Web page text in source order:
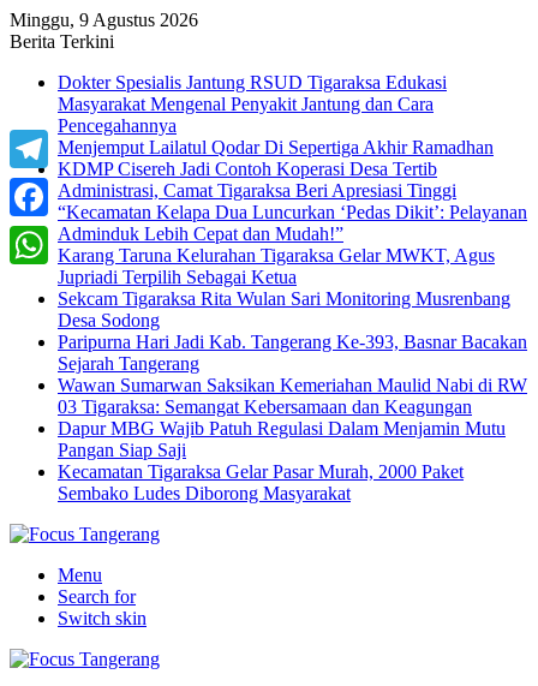
Minggu, 9 Agustus 2026
Berita Terkini
Dokter Spesialis Jantung RSUD Tigaraksa Edukasi
Masyarakat Mengenal Penyakit Jantung dan Cara
Pencegahannya
Menjemput Lailatul Qodar Di Sepertiga Akhir Ramadhan
KDMP Cisereh Jadi Contoh Koperasi Desa Tertib
Administrasi, Camat Tigaraksa Beri Apresiasi Tinggi
“Kecamatan Kelapa Dua Luncurkan ‘Pedas Dikit’: Pelayanan
Adminduk Lebih Cepat dan Mudah!”
Karang Taruna Kelurahan Tigaraksa Gelar MWKT, Agus
Jupriadi Terpilih Sebagai Ketua
Sekcam Tigaraksa Rita Wulan Sari Monitoring Musrenbang
Desa Sodong
Paripurna Hari Jadi Kab. Tangerang Ke-393, Basnar Bacakan
Sejarah Tangerang
Wawan Sumarwan Saksikan Kemeriahan Maulid Nabi di RW
03 Tigaraksa: Semangat Kebersamaan dan Keagungan
Dapur MBG Wajib Patuh Regulasi Dalam Menjamin Mutu
Pangan Siap Saji
Kecamatan Tigaraksa Gelar Pasar Murah, 2000 Paket
Sembako Ludes Diborong Masyarakat
Menu
Search for
Switch skin
Telegram
Facebook
WhatsApp